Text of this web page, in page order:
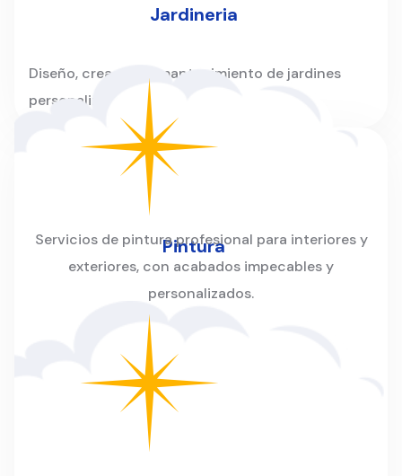
Jardineria
Diseño, creación y mantenimiento de jardines
personalizados para hogares y empresas.
Pintura
Servicios de pintura profesional para interiores y
exteriores, con acabados impecables y
personalizados.